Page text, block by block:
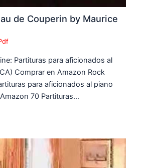
de Couperin by Maurice
Partituras para aficionados al
Comprar en Amazon Rock
para aficionados al piano
70 Partituras…